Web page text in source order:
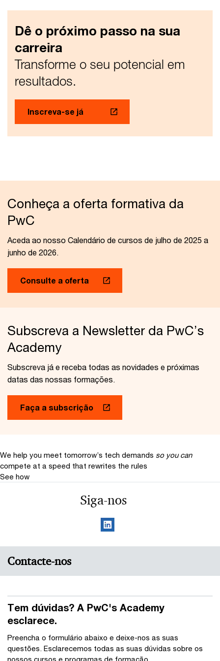
Dê o próximo passo na sua
carreira
Transforme o seu potencial em
resultados.
Inscreva-se já
Conheça a oferta formativa da
PwC
Aceda ao nosso Calendário de cursos de julho de 2025 a
junho de 2026.
Consulte a oferta
Subscreva a Newsletter da PwC’s
Academy
Subscreva já e receba todas as novidades e próximas
datas das nossas formações.
Faça a subscrição
We help you meet tomorrow’s tech demands so you can
compete at a speed that rewrites the rules
See how
Siga-nos
Contacte-nos
Tem dúvidas? A PwC's Academy
esclarece.
Preencha o formulário abaixo e deixe-nos as suas
questões. Esclarecemos todas as suas dúvidas sobre os
nossos cursos e programas de formação.